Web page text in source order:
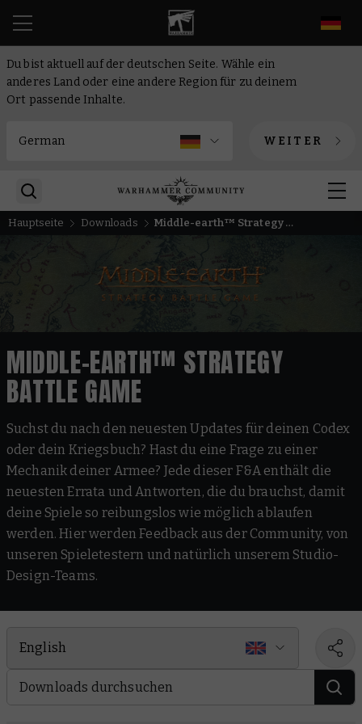
Du bist aktuell auf der deutschen Seite. Wähle ein
anderes Land oder eine andere Region für zu deinem
Ort passende Inhalte.
WEITER
Hauptseite Downloads Middle-earth™ Strategy Battle Game
MIDDLE-EARTH™ STRATEGY
BATTLE GAME
Suchst du nach den neuesten Updates für deinen Codex
oder dein Kriegsbuch? Hast du eine Frage zu einer
Mechanik deiner Armee? Jede dieser F&A enthält die
neuesten Errata und Antworten, die du brauchst, damit
deine Spiele so reibungslos wie möglich ablaufen
werden. Hier werden Feedback aus der Community, von
unseren Spieletestern und natürlich unserem Studio-
Design-Teams.
English